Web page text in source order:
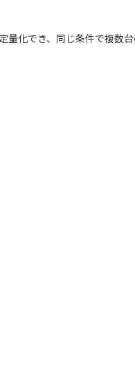
化でき、同じ条件で複数